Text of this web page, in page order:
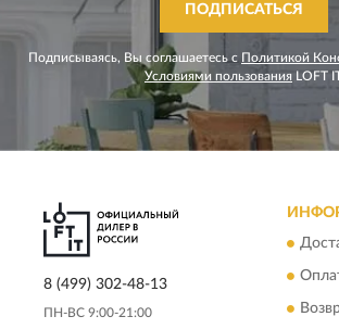
ПОДПИСАТЬСЯ
Подписываясь, Вы соглашаетесь с Политикой
Условиями пользования LOFT
8 (499) 302-48-13
ПН-ВС 9:00-21:00